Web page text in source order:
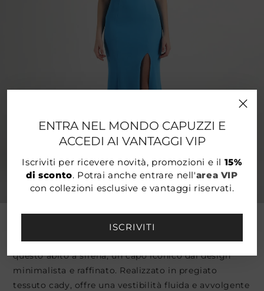
ENTRA NEL MONDO CAPUZZI E
ACCEDI AI VANTAGGI VIP
Iscriviti per ricevere novità, promozioni e il 15%
di sconto. Potrai anche entrare nell'area VIP
con collezioni esclusive e vantaggi riservati.
ISCRIVITI
DETTAGLI PRODOTTO
Lasciati conquistare dall’eleganza senza tempo di
questo abito a sirena, un capo iconico dal design
minimalista e raffinato. Realizzato in pregiato
tessuto cady, offre una vestibilità fluida e avvolgente